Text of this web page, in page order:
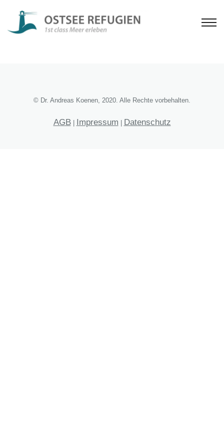
© Dr. Andreas Koenen, 2020. Alle Rechte vorbehalten.
AGB| Impressum Datenschutz